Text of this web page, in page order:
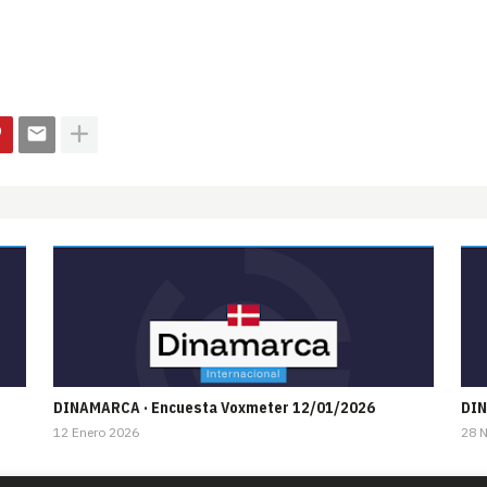
DINAMARCA · Encuesta Voxmeter 12/01/2026
12 Enero 2026 28